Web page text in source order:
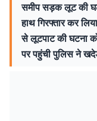
समीप सड़क लूट की
हाथ गिरफ्तार कर
से लूटपाट की घटना
पर पहुंची पुलिस ने